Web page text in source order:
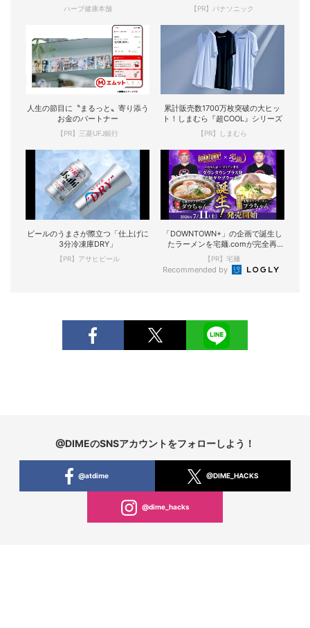
ハーブ健康本舗 【PR】パナソニック
人生の節目に〝まるっと〟寄り添う
お金のパートナー
【PR】三菱UFJ銀行
累計販売数1700万枚突破の大ヒッ
ト！しまむら『超COOL』シリーズ
【PR】しまむら
ビールのうまさが際立つ「仕上げに
3分冷凍庫DRY」
【PR】アサヒビール
「DOWNTOWN+」の企画で誕生し
たラーメンを宅麺.comが完全再
現！
【PR】宅麺
Recommended by
@DIMEのSNSアカウントをフォローしよう！
@atdime @DIME_HACKS
@dime_hacks